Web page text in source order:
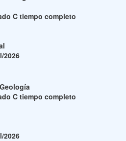
C tiempo completo
2026
C tiempo completo
2026